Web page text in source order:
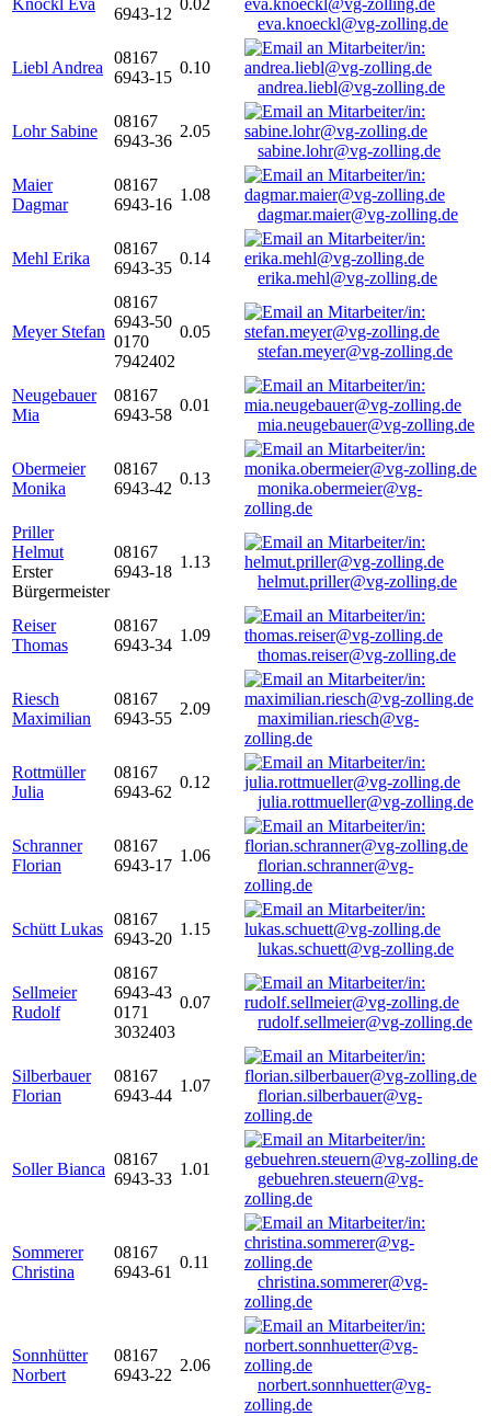
Knöckl Eva
6943-12
0.02
eva.knoeckl@vg-zolling.de
Liebl Andrea
08167
6943-15
0.10
andrea.liebl@vg-zolling.de
Lohr Sabine
08167
6943-36
2.05
sabine.lohr@vg-zolling.de
Maier
Dagmar
08167
6943-16
1.08
dagmar.maier@vg-zolling.de
Mehl Erika
08167
6943-35
0.14
erika.mehl@vg-zolling.de
Meyer Stefan
08167
6943-50
0170
7942402
0.05
stefan.meyer@vg-zolling.de
Neugebauer
Mia
08167
6943-58
0.01
mia.neugebauer@vg-zolling.de
Obermeier
Monika
08167
6943-42
0.13
monika.obermeier@vg-
zolling.de
Priller
Helmut
Erster
Bürgermeister
08167
6943-18
1.13
helmut.priller@vg-zolling.de
Reiser
Thomas
08167
6943-34
1.09
thomas.reiser@vg-zolling.de
Riesch
Maximilian
08167
6943-55
2.09
maximilian.riesch@vg-
zolling.de
Rottmüller
Julia
08167
6943-62
0.12
julia.rottmueller@vg-zolling.de
Schranner
Florian
08167
6943-17
1.06
florian.schranner@vg-
zolling.de
Schütt Lukas
08167
6943-20
1.15
lukas.schuett@vg-zolling.de
Sellmeier
Rudolf
08167
6943-43
0171
3032403
0.07
rudolf.sellmeier@vg-zolling.de
Silberbauer
Florian
08167
6943-44
1.07
florian.silberbauer@vg-
zolling.de
Soller Bianca
08167
6943-33
1.01
gebuehren.steuern@vg-
zolling.de
Sommerer
Christina
08167
6943-61
0.11
christina.sommerer@vg-
zolling.de
Sonnhütter
Norbert
08167
6943-22
2.06
norbert.sonnhuetter@vg-
zolling.de